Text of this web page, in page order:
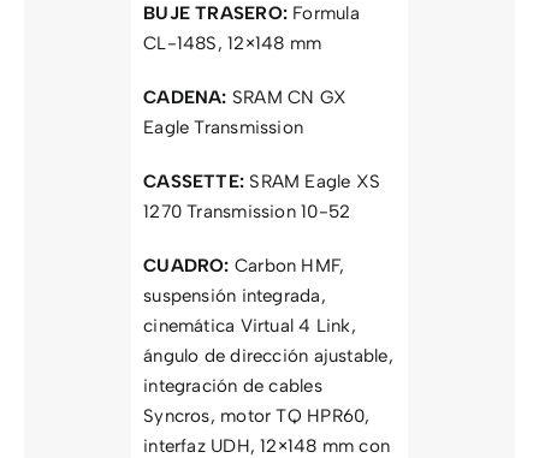
BUJE TRASERO: Formula
CL-148S, 12×148 mm
CADENA: SRAM CN GX
Eagle Transmission
CASSETTE: SRAM Eagle XS
1270 Transmission 10-52
CUADRO: Carbon HMF,
suspensión integrada,
cinemática Virtual 4 Link,
ángulo de dirección ajustable,
integración de cables
Syncros, motor TQ HPR60,
interfaz UDH, 12×148 mm con